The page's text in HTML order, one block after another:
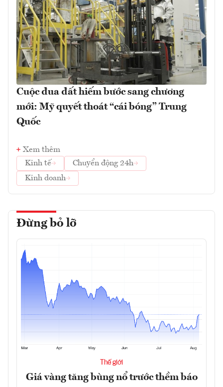
Cuộc đua đất hiếm bước sang chương
mới: Mỹ quyết thoát “cái bóng” Trung
Quốc
Xem thêm
Kinh tế
Chuyển động 24h
Kinh doanh
Đừng bỏ lỡ
Thế giới
Giá vàng tăng bùng nổ trước thềm báo